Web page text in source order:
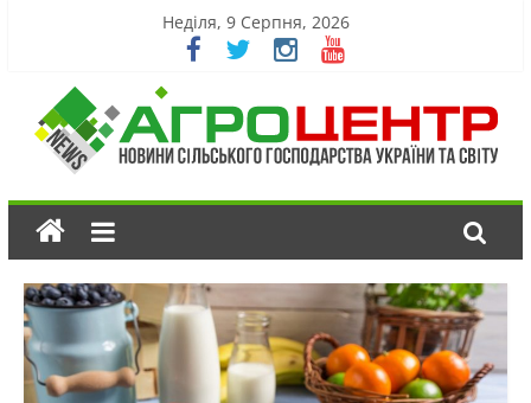
Неділя, 9 Серпня, 2026